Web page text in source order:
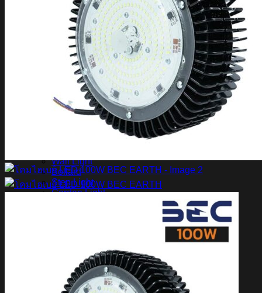
DOWNLIGHT E27
DOWNLIGHT AR111
Downlight LED COB
DOWNLIGHT GU10 MR16 MR11
หลอดไฟ LED
หลอดไฟ LED MEGAMAN
หลอดไฟ LED LAMPO
สินค้า Lighting
LED Linear
LED Ribbon
LED Neon Flex
Wall Light
Bollard
Step Light
Garden Light
Streetlight
Streetlight solar cell
Floodlight
Floodlight Solar Cell